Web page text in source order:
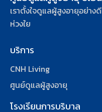
เราตั้งใจดูแลผู้สูงอายุอย่าง
ห่วงใย
บริการ
CNH Living
ศูนย์ดูแลผู้สูงอายุ
โรงเรียนการบริบาล